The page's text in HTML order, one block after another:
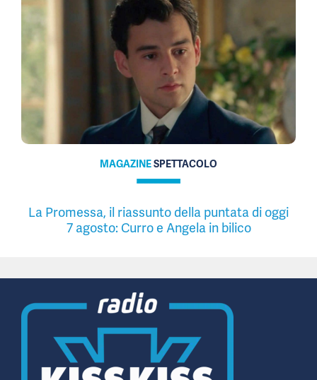
MAGAZINESPETTACOLO
La Promessa, il riassunto della puntata di oggi
7 agosto: Curro e Angela in bilico